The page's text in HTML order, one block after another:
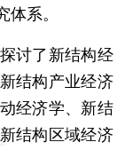
系。
讨了新结构经
结构产业经济
经济学、新结
结构区域经济